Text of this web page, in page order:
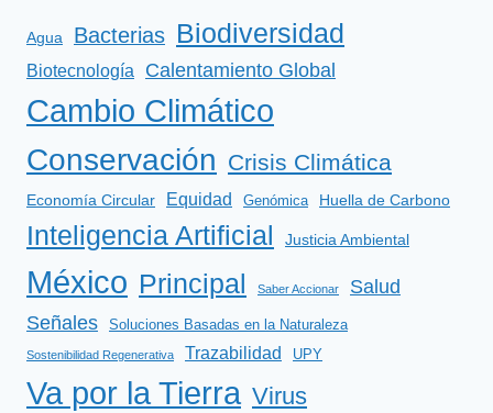
Agua Bacterias Biodiversidad
Biotecnología Calentamiento Global
Cambio Climático
Conservación Crisis Climática
Economía Circular Equidad Genómica Huella de Carbono
Inteligencia Artificial Justicia Ambiental
México Principal Saber Accionar Salud
Señales Soluciones Basadas en la Naturaleza
Sostenibilidad Regenerativa Trazabilidad UPY
Va por la Tierra Virus